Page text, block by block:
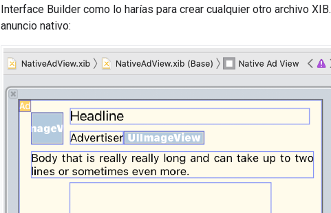
Interface Builder como lo harías para crear cualquier otro archivo
anuncio nativo: